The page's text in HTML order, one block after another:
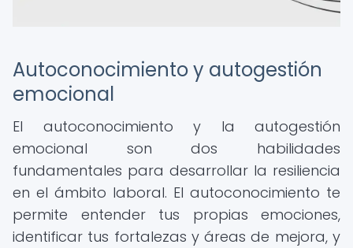
Autoconocimiento y autogestión
emocional
El autoconocimiento y la autogestión
emocional son dos habilidades
fundamentales para desarrollar la resiliencia
en el ámbito laboral. El autoconocimiento te
permite entender tus propias emociones,
identificar tus fortalezas y áreas de mejora, y